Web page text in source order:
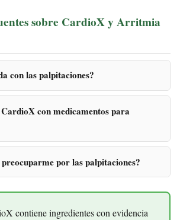
sobre CardioX y Arritmia
con las palpitaciones?
con medicamentos para
por las palpitaciones?
contiene ingredientes con evidencia